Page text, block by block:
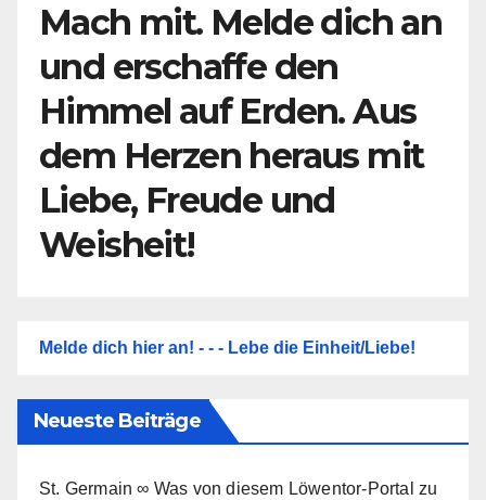
Mach mit. Melde dich an
und erschaffe den
Himmel auf Erden. Aus
dem Herzen heraus mit
Liebe, Freude und
Weisheit!
Melde dich hier an! - - - Lebe die Einheit/Liebe!
Neueste Beiträge
St. Germain ∞ Was von diesem Löwentor-Portal zu